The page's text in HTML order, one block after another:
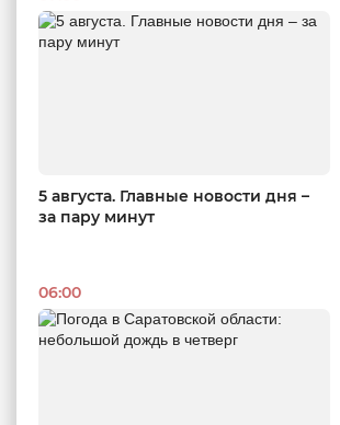
5 августа. Главные новости дня –
за пару минут
06:00